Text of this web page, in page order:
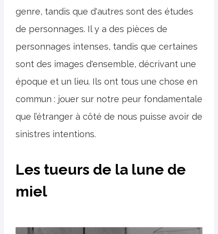
genre, tandis que d'autres sont des études
de personnages. Il y a des pièces de
personnages intenses, tandis que certaines
sont des images d'ensemble, décrivant une
époque et un lieu. Ils ont tous une chose en
commun : jouer sur notre peur fondamentale
que l’étranger à côté de nous puisse avoir de
sinistres intentions.
Les tueurs de la lune de
miel